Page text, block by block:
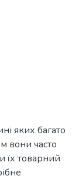
яких багато
вони часто
їх товарний